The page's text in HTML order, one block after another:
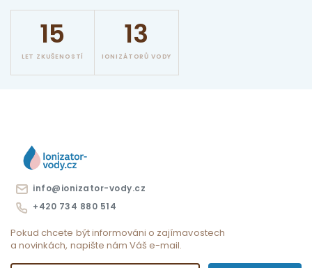
15
LET ZKUŠENOSTÍ
13
IONIZÁTORŮ VODY
info@ionizator-vody.cz
+420 734 880 514
Pokud chcete být informováni o zajímavostech
a novinkách, napište nám Váš e-mail.